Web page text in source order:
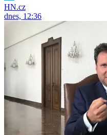
HN.cz
dnes, 12:36